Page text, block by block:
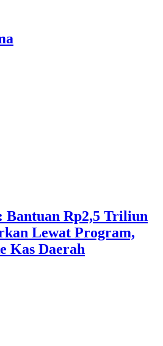
Bantuan Rp2,5 Triliun
Lewat Program,
Kas Daerah